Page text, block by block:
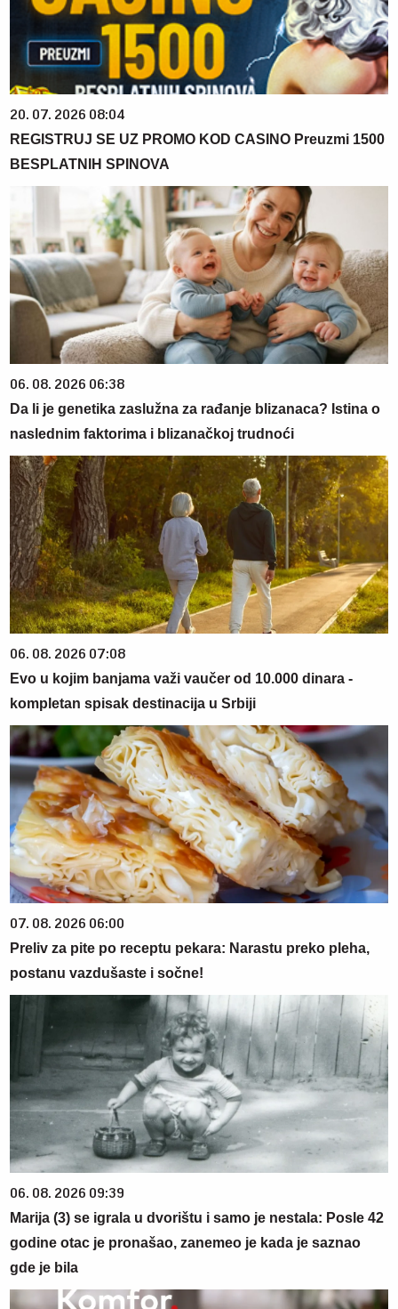
20. 07. 2026 08:04
REGISTRUJ SE UZ PROMO KOD CASINO Preuzmi 1500
BESPLATNIH SPINOVA
06. 08. 2026 06:38
Da li je genetika zaslužna za rađanje blizanaca? Istina o
naslednim faktorima i blizanačkoj trudnoći
06. 08. 2026 07:08
Evo u kojim banjama važi vaučer od 10.000 dinara -
kompletan spisak destinacija u Srbiji
07. 08. 2026 06:00
Preliv za pite po receptu pekara: Narastu preko pleha,
postanu vazdušaste i sočne!
06. 08. 2026 09:39
Marija (3) se igrala u dvorištu i samo je nestala: Posle 42
godine otac je pronašao, zanemeo je kada je saznao
gde je bila